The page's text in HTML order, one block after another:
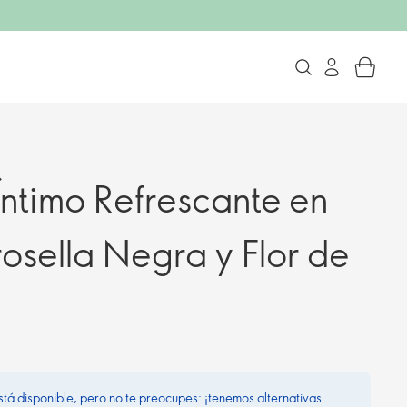
Refrescante en
Negra y Flor de
disponible, pero no te preocupes: ¡tenemos alternativas